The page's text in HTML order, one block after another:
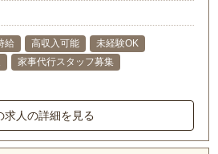
給 高収入可能
未経験OK
家事代行スタッフ募集
求人の詳細を見る